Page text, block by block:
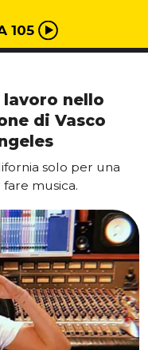
105
lavoro nello
di Vasco
solo per una
musica.